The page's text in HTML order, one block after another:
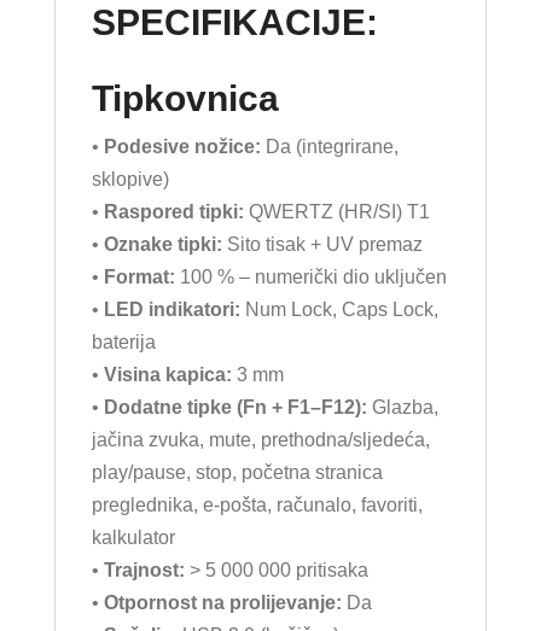
SPECIFIKACIJE:
Tipkovnica
• Podesive nožice: Da (integrirane,
sklopive)
• Raspored tipki: QWERTZ (HR/SI) T1
• Oznake tipki: Sito tisak + UV premaz
• Format: 100 % – numerički dio uključen
• LED indikatori: Num Lock, Caps Lock,
baterija
• Visina kapica: 3 mm
• Dodatne tipke (Fn + F1–F12): Glazba,
jačina zvuka, mute, prethodna/sljedeća,
play/pause, stop, početna stranica
preglednika, e-pošta, računalo, favoriti,
kalkulator
• Trajnost: > 5 000 000 pritisaka
• Otpornost na prolijevanje: Da